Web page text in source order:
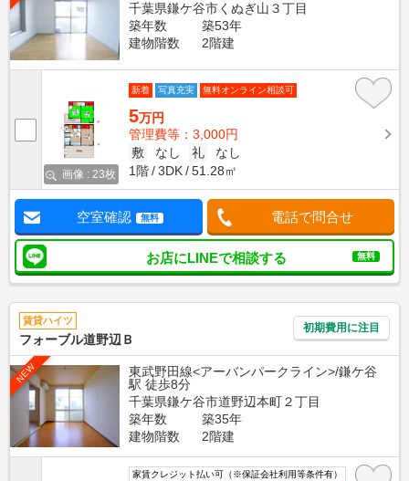
千葉県鎌ケ谷市くぬぎ山３丁目
築年数
築53年
建物階数
2階建
画像 : 23枚
新着 写真充実 無料オンライン相談可
5万円
管理費等：3,000円
敷
なし 礼
なし
1階
3DK 51.28㎡
空室確認 無料 電話で問合せ
お店にLINEで相談する 無料
賃貸ハイツ
フォーブル道野辺Ｂ
初期費用に注目
NEW
東武野田線<アーバンパークライン>/鎌ケ谷
駅 徒歩8分
千葉県鎌ケ谷市道野辺本町２丁目
築年数
築35年
建物階数
2階建
家賃クレジット払い可（※保証会社利用等条件有）